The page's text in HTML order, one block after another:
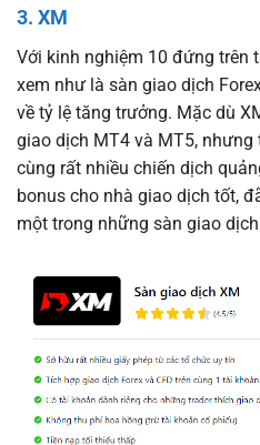
3. XM
Với kinh nghiệm 10 đứng trên
xem như là sàn giao dịch
về tỷ lệ tăng trưởng. Mặc dù
giao dịch MT4 và MT5,
cùng rất nhiều chiến dịch
bonus cho nhà giao dịch tốt,
một trong những sàn giao